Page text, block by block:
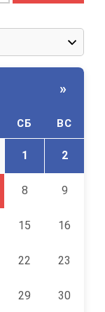
»
СБ ВС
1 2
8 9
15 16
22 23
29 30